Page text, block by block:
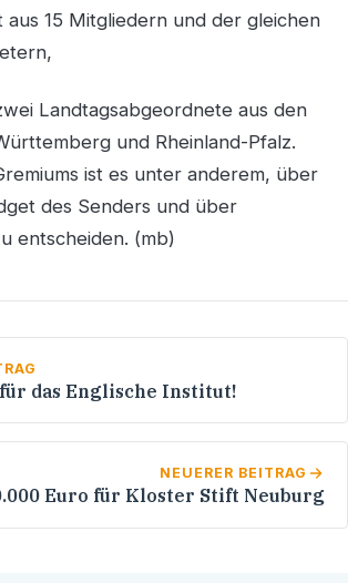
aus 15 Mitgliedern und der gleichen
Landtagsabgeordnete aus den
und Rheinland-Pfalz.
ist es unter anderem, über
des Senders und über
entscheiden. (mb)
das Englische Institut!
NEUERER BEITRAG
Euro für Kloster Stift Neuburg